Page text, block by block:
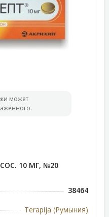
может
10 МГ, №20
38464
Terapija (Румыния)